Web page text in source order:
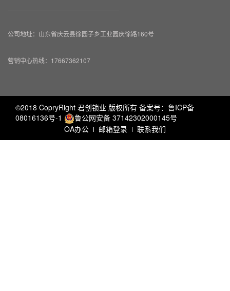
公司地址：山东省庆云县徐园子乡工业园庆徐路160号
营销中心热线：17667362107
©2018 CopryRight 君创锁业 版权所有 备案号： 鲁ICP备
08016136号-1
鲁公网安备 37142302000145号
OA办公
邮箱登录 联系我们